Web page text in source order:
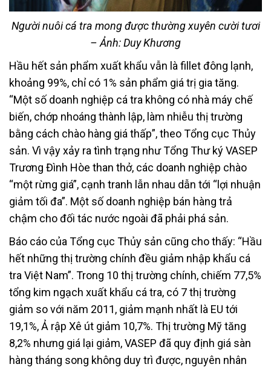
Người nuôi cá tra mong được thường xuyên cười tươi
– Ảnh: Duy Khương
Hầu hết sản phẩm xuất khẩu vẫn là fillet đông lạnh,
khoảng 99%, chỉ có 1% sản phẩm giá trị gia tăng.
“Một số doanh nghiệp cá tra không có nhà máy chế
biến, chớp nhoáng thành lập, làm nhiễu thị trường
bằng cách chào hàng giá thấp”, theo Tổng cục Thủy
sản. Vì vậy xảy ra tình trạng như Tổng Thư ký VASEP
Trương Đình Hòe than thở, các doanh nghiệp chào
“một rừng giá”, cạnh tranh lẫn nhau dẫn tới “lợi nhuận
giảm tối đa”. Một số doanh nghiệp bán hàng trả
chậm cho đối tác nước ngoài đã phải phá sản.
Báo cáo của Tổng cục Thủy sản cũng cho thấy: “Hầu
hết những thị trường chính đều giảm nhập khẩu cá
tra Việt Nam”. Trong 10 thị trường chính, chiếm 77,5%
tổng kim ngạch xuất khẩu cá tra, có 7 thị trường
giảm so với năm 2011, giảm mạnh nhất là EU tới
19,1%, Ả rập Xê út giảm 10,7%. Thị trường Mỹ tăng
8,2% nhưng giá lại giảm, VASEP đã quy định giá sàn
hàng tháng song không duy trì được, nguyên nhân